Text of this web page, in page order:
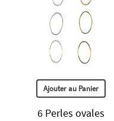
Ajouter au Panier
6 Perles ovales